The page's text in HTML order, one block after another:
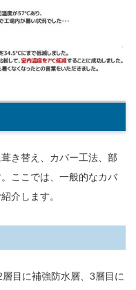
き替え、カバー工法、部
ここでは、一般的なカバ
介します。
目に補強防水層、3層目に